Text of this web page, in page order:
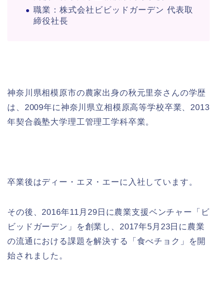
職業：株式会社ビビッドガーデン 代表取
締役社長
神奈川県相模原市の農家出身の秋元里奈さんの学歴
は、2009年に神奈川県立相模原高等学校卒業、2013
年契合義塾大学理工管理工学科卒業。
卒業後はディー・エヌ・エーに入社しています。
その後、2016年11月29日に農業支援ベンチャー「ビ
ビッドガーデン」を創業し、2017年5月23日に農業
の流通における課題を解決する「食べチョク」を開
始されました。